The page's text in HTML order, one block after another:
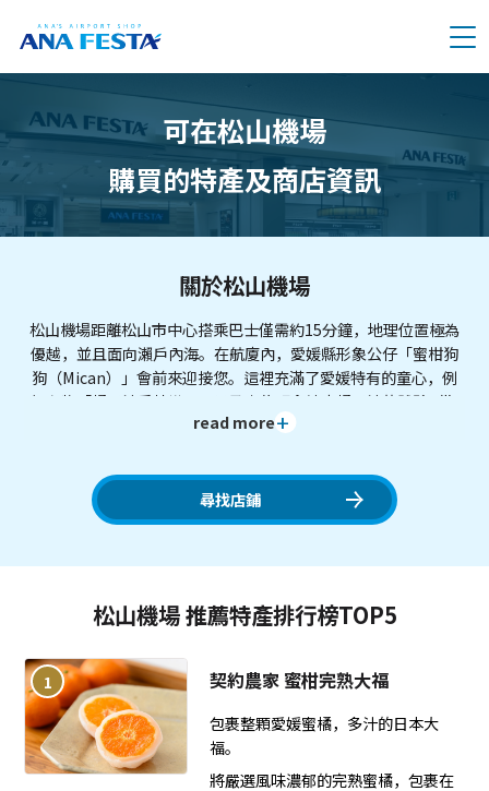
メニュー
可在松山機場
購買的特產及商店資訊
關於松山機場
松山機場距離松山市中心搭乘巴士僅需約15分鐘，地理位置極為
優越，並且面向瀨戶內海。在航廈內，愛媛縣形象公仔「蜜柑狗
狗（Mican）」會前來迎接您。這裡充滿了愛媛特有的童心，例
如名物「橘子汁香檳塔」，以及水龍頭會流出橘子汁的體驗（期
間限定・依地點而異）等。這是一座擁有四國最多旅客數、充滿
read more
尋找店鋪
松山機場 推薦特產排行榜TOP5
1 契約農家 蜜柑完熟大福
包裹整顆愛媛蜜橘，多汁的日本大
福。
將嚴選風味濃郁的完熟蜜橘，包裹在